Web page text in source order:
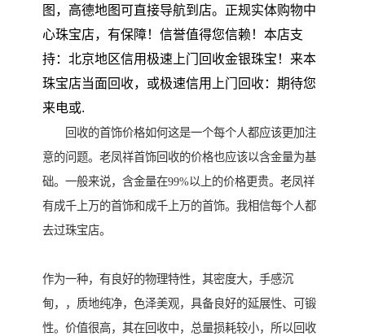
图，高德地图可直接导航到店。正规实体购物中
心珠宝店，有保障！信誉值得您信赖！本店支
持：北京地区信用极速上门回收金银珠宝！来本
珠宝店当面回收，或极速信用上门回收：期待您
来电或.
回收的首饰价格如何这是一个每个人都应该更加注
意的问题。老凤祥首饰回收的价格也应该以含金量为基
础。一般来说，含金量在99%以上的价格更贵。老凤祥
有成千上万的首饰和成千上万的首饰。我相信每个人都
去过珠宝店。
作为一种，有良好的物理特性，其密度大，手感沉
甸，，质地纯净，色泽美观，具备良好的延展性、可锻
性。价值很高，其在回收中，总量损耗较小，所以回收